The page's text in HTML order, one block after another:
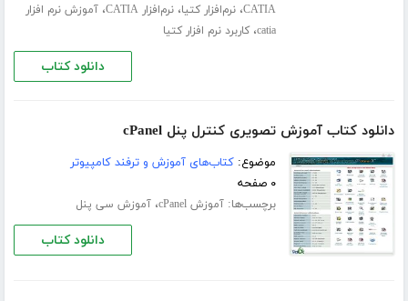
CATIA،نرم‌افزار کتیا،نرم‌افزار CATIA ،آموزش نرم افزار
catia،کاربرد نرم افزار کتیا
دانلود کتاب
دانلود کتاب آموزش تصویری کنترل پنل cPanel
موضوع:کتاب‌های آموزش و ترفند کامپیوتر
۰ صفحه
برچسب‌ها:آموزش cPanel ،آموزش سی پنل
دانلود کتاب